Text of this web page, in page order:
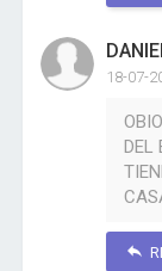
18-07-
DEL